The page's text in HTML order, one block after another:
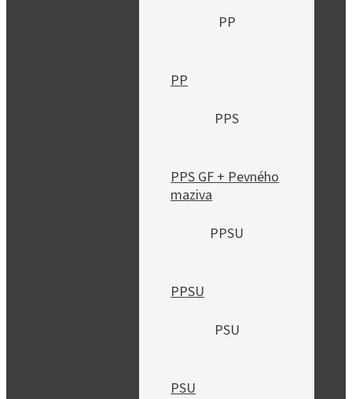
PP
PP
PPS
PPS GF + Pevného
maziva
PPSU
PPSU
PSU
PSU